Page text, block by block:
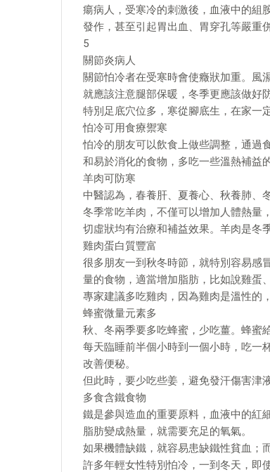
瘍病人，受寒冷的刺激後，血液中的組
發作，甚至引起胃出血、胃穿孔等嚴重併
5
關節炎病人
關節怕冷者在受寒時會使癥狀加重。風
就應該注意腿部保暖，冬季更應該做好
特別足底穴位多，寒從腳底生，在家一
怕冷可用食療禦寒
怕冷的朋友可以飲食上做些調整，通過
和易於消化的食物，多吃一些溫熱補益的
羊肉可防寒
中醫認為，春養肝、夏養心、秋養肺、
冬季常吃羊肉，不僅可以增加人體熱量
切虛狀均有治療和補益效果。羊肉是冬
雞肉蛋白質豐富
很多朋友一到秋冬時節，就特別容易感
量的食物，適當增加脂肪，比如說雞蛋
專家建議多吃雞肉，因為雞肉是溫性的
蜂蜜微量元素多
秋、冬兩季要多吃蜂蜜，少吃薑。蜂蜜
每天臨睡前半個小時到一個小時，吃一
改善便秘。
但此時，要少吃些姜，避免發汗傷害津
多食含鐵食物
鐵是參與造血的重要原料，血液中的紅
脂肪變成熱量，就需要充足的氧氣。
如果機體缺鐵，就容易患缺鐵性貧血；
許多年輕女性特別怕冷，一到冬天，即